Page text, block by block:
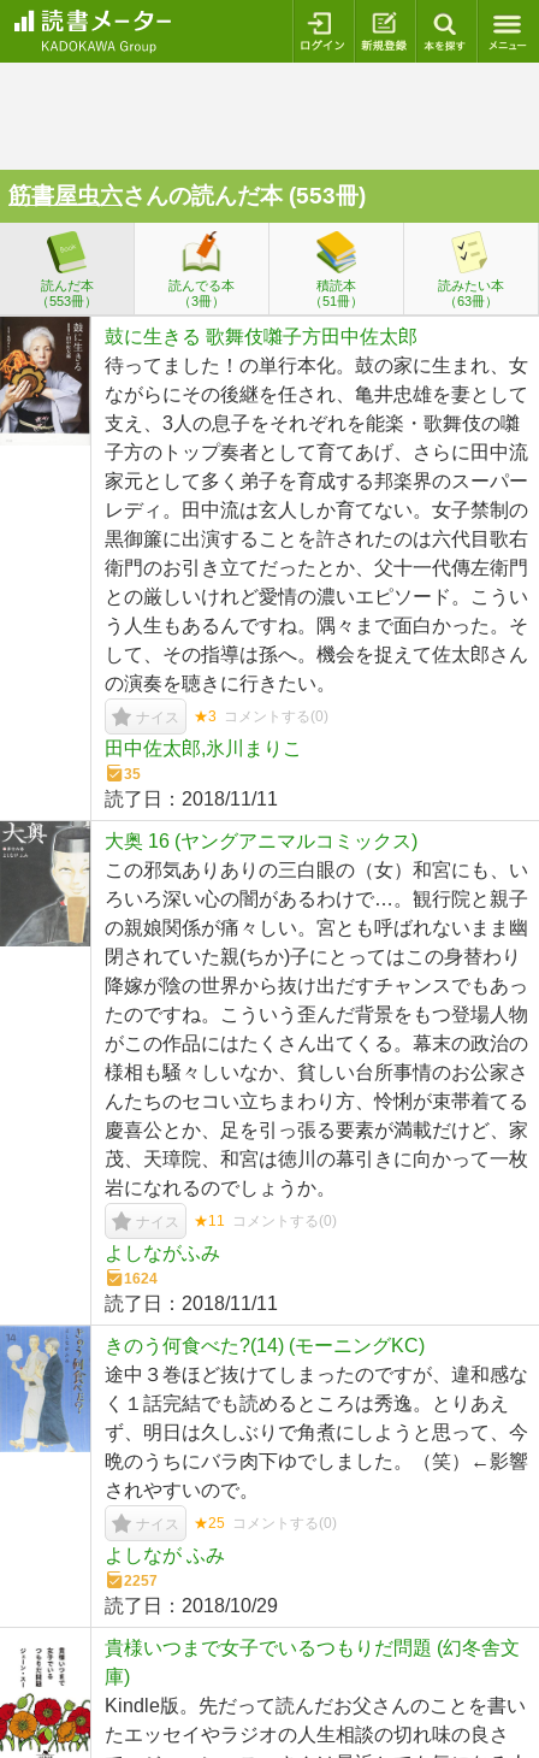
ログイン 新規登録
筋書屋虫六さんの読んだ本 (553冊)
読んだ本
（553冊）
読んでる本
（3冊）
積読本
（51冊）
読みたい本
（63冊）
鼓に生きる 歌舞伎囃子方田中佐太郎
待ってました！の単行本化。鼓の家に生まれ、女
ながらにその後継を任され、亀井忠雄を妻として
支え、3人の息子をそれぞれを能楽・歌舞伎の囃
子方のトップ奏者として育てあげ、さらに田中流
家元として多く弟子を育成する邦楽界のスーパー
レディ。田中流は玄人しか育てない。女子禁制の
黒御簾に出演することを許されたのは六代目歌右
衛門のお引き立てだったとか、父十一代傳左衛門
との厳しいけれど愛情の濃いエピソード。こうい
う人生もあるんですね。隅々まで面白かった。そ
して、その指導は孫へ。機会を捉えて佐太郎さん
の演奏を聴きに行きたい。
ナイス ★3 コメントする(0)
田中佐太郎,氷川まりこ
35
読了日： 2018/11/11
大奥 16 (ヤングアニマルコミックス)
この邪気ありありの三白眼の（女）和宮にも、い
ろいろ深い心の闇があるわけで…。観行院と親子
の親娘関係が痛々しい。宮とも呼ばれないまま幽
閉されていた親(ちか)子にとってはこの身替わり
降嫁が陰の世界から抜け出だすチャンスでもあっ
たのですね。こういう歪んだ背景をもつ登場人物
がこの作品にはたくさん出てくる。幕末の政治の
様相も騒々しいなか、貧しい台所事情のお公家さ
んたちのセコい立ちまわり方、怜悧が束帯着てる
慶喜公とか、足を引っ張る要素が満載だけど、家
茂、天璋院、和宮は徳川の幕引きに向かって一枚
岩になれるのでしょうか。
ナイス ★11 コメントする(0)
よしながふみ
1624
読了日： 2018/11/11
きのう何食べた?(14) (モーニングKC)
途中３巻ほど抜けてしまったのですが、違和感な
く１話完結でも読めるところは秀逸。とりあえ
ず、明日は久しぶりで角煮にしようと思って、今
晩のうちにバラ肉下ゆでしました。（笑）←影響
されやすいので。
ナイス ★25 コメントする(0)
よしなが ふみ
2257
読了日： 2018/10/29
貴様いつまで女子でいるつもりだ問題 (幻冬舎文
庫)
Kindle版。先だって読んだお父さんのことを書い
たエッセイやラジオの人生相談の切れ味の良さ